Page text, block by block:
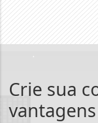
Crie sua